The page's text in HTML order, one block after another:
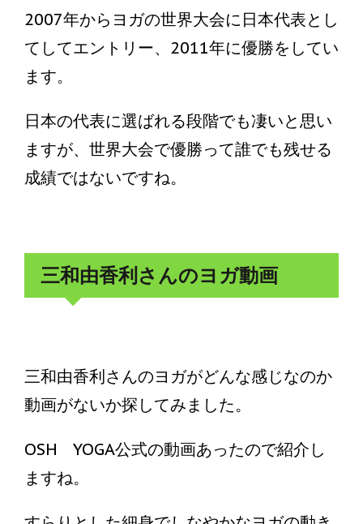
2007年からヨガの世界大会に日本代表とし
てしてエントリー、2011年に優勝をしてい
ます。
日本の代表に選ばれる段階でも凄いと思い
ますが、世界大会で優勝って誰でも残せる
成績ではないですね。
三和由香利さんのヨガ動画
三和由香利さんのヨガがどんな感じなのか
動画がないか探してみました。
OSH YOGA公式の動画あったので紹介し
ますね。